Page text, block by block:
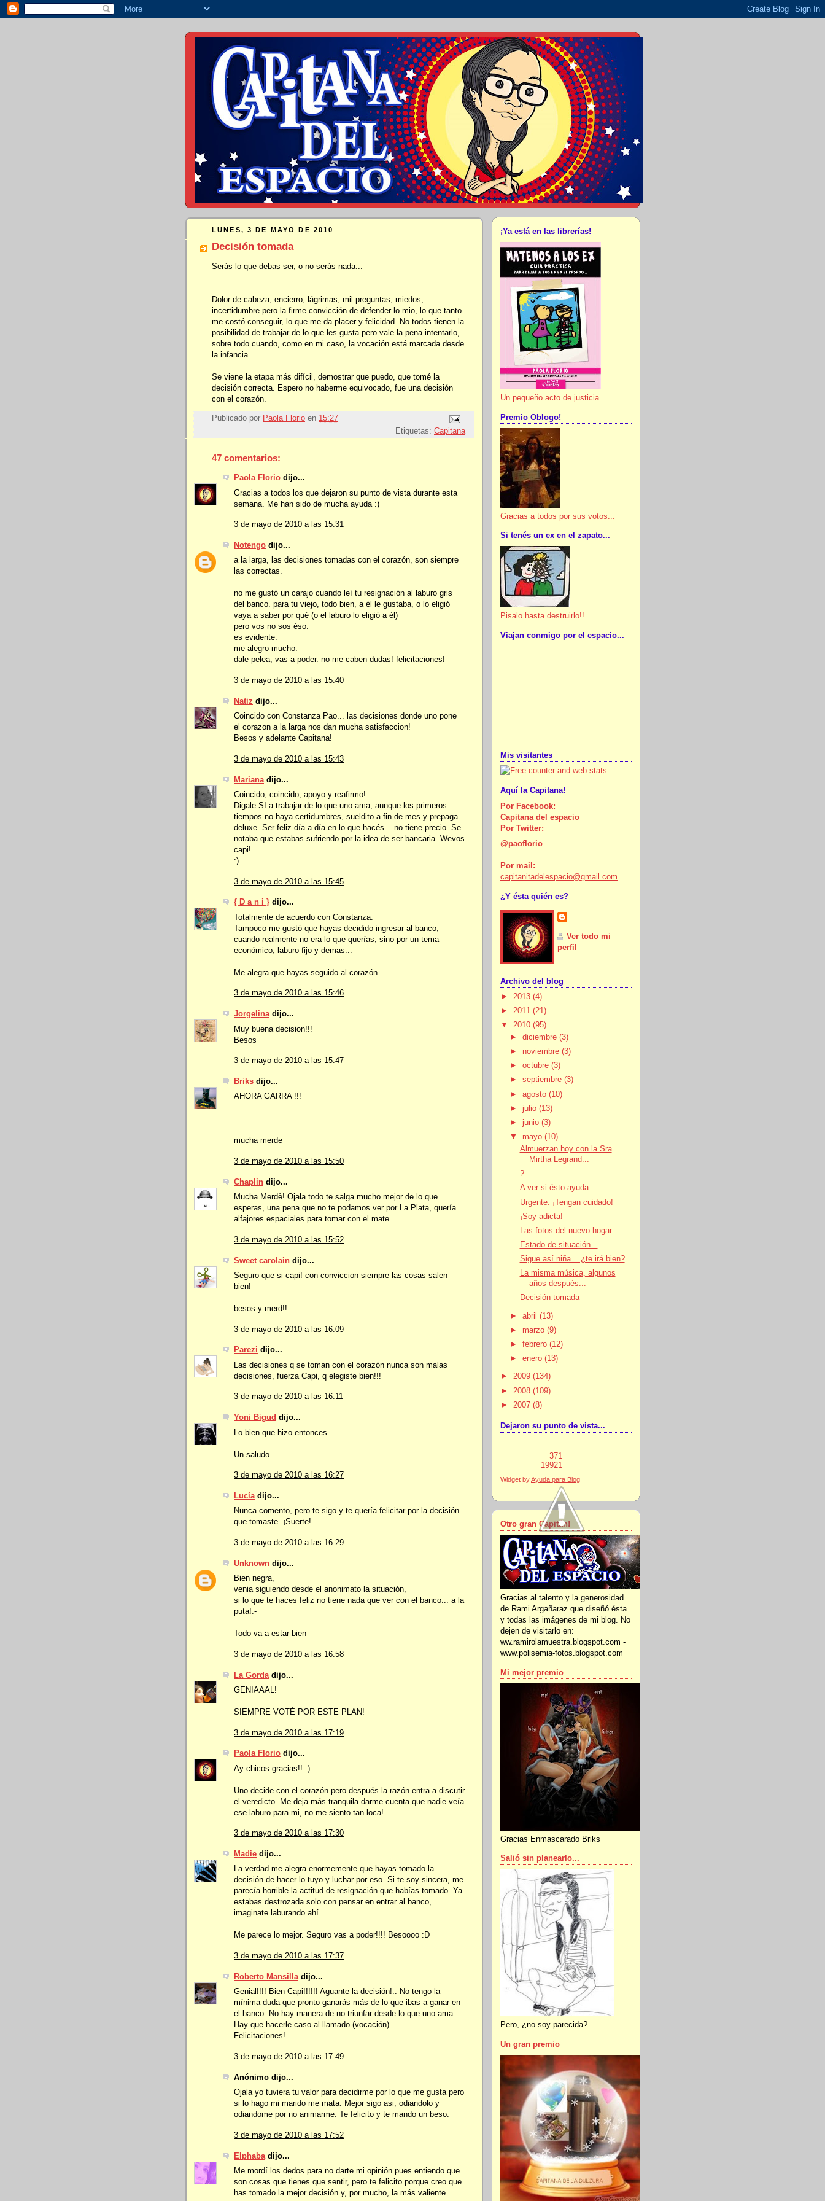
LUNES, 3 DE MAYO DE 2010
Decisión tomada
Serás lo que debas ser, o no serás nada...
Dolor de cabeza, encierro, lágrimas, mil preguntas, miedos,
incertidumbre pero la firme convicción de defender lo mio, lo que tanto
me costó conseguir, lo que me da placer y felicidad. No todos tienen la
posibilidad de trabajar de lo que les gusta pero vale la pena intentarlo,
sobre todo cuando, como en mi caso, la vocación está marcada desde
la infancia.
Se viene la etapa más difícil, demostrar que puedo, que tomé la
decisión correcta. Espero no haberme equivocado, fue una decisión
con el corazón.
Publicado por Paola Florio en 15:27
Etiquetas: Capitana
47 comentarios:
Paola Florio dijo...
Gracias a todos los que dejaron su punto de vista durante esta
semana. Me han sido de mucha ayuda :)
3 de mayo de 2010 a las 15:31
Notengo dijo...
a la larga, las decisiones tomadas con el corazón, son siempre
las correctas.
no me gustó un carajo cuando leí tu resignación al laburo gris
del banco. para tu viejo, todo bien, a él le gustaba, o lo eligió
vaya a saber por qué (o el laburo lo eligió a él)
pero vos no sos éso.
es evidente.
me alegro mucho.
dale pelea, vas a poder. no me caben dudas! felicitaciones!
3 de mayo de 2010 a las 15:40
Natiz dijo...
Coincido con Constanza Pao... las decisiones donde uno pone
el corazon a la larga nos dan mucha satisfaccion!
Besos y adelante Capitana!
3 de mayo de 2010 a las 15:43
Mariana dijo...
Coincido, coincido, apoyo y reafirmo!
Digale SI a trabajar de lo que uno ama, aunque los primeros
tiempos no haya certidumbres, sueldito a fin de mes y prepaga
deluxe. Ser feliz día a día en lo que hacés... no tiene precio. Se
notaba que estabas sufriendo por la idea de ser bancaria. Wevos
capi!
:)
3 de mayo de 2010 a las 15:45
{ D a n i } dijo...
Totalmente de acuerdo con Constanza.
Tampoco me gustó que hayas decidido ingresar al banco,
cuando realmente no era lo que querías, sino por un tema
económico, laburo fijo y demas...
Me alegra que hayas seguido al corazón.
3 de mayo de 2010 a las 15:46
Jorgelinadijo...
Muy buena decision!!!
Besos
3 de mayo de 2010 a las 15:47
Briks dijo...
AHORA GARRA !!!
mucha merde
3 de mayo de 2010 a las 15:50
Chaplin dijo...
Mucha Merdè! Ojala todo te salga mucho mejor de lo que
esperas, una pena que no te podamos ver por La Plata, quería
alfajores espaciales para tomar con el mate.
3 de mayo de 2010 a las 15:52
Sweet carolain dijo...
Seguro que si capi! con conviccion siempre las cosas salen
bien!
besos y merd!!
3 de mayo de 2010 a las 16:09
Parezi dijo...
Las decisiones q se toman con el corazón nunca son malas
decisiones, fuerza Capi, q elegiste bien!!!
3 de mayo de 2010 a las 16:11
Yoni Bigud dijo...
Lo bien que hizo entonces.
Un saludo.
3 de mayo de 2010 a las 16:27
Lucíadijo...
Nunca comento, pero te sigo y te quería felicitar por la decisión
que tomaste. ¡Suerte!
3 de mayo de 2010 a las 16:29
Unknown dijo...
Bien negra,
venia siguiendo desde el anonimato la situación,
si lo que te haces feliz no tiene nada que ver con el banco... a la
puta!.-
Todo va a estar bien
3 de mayo de 2010 a las 16:58
La Gorda dijo...
GENIAAAL!
SIEMPRE VOTÉ POR ESTE PLAN!
3 de mayo de 2010 a las 17:19
Paola Florio dijo...
Ay chicos gracias!! :)
Uno decide con el corazón pero después la razón entra a discutir
el veredicto. Me deja más tranquila darme cuenta que nadie veía
ese laburo para mi, no me siento tan loca!
3 de mayo de 2010 a las 17:30
Madie dijo...
La verdad me alegra enormemente que hayas tomado la
decisión de hacer lo tuyo y luchar por eso. Si te soy sincera, me
parecía horrible la actitud de resignación que habías tomado. Ya
estabas destrozada solo con pensar en entrar al banco,
imaginate laburando ahí...
Me parece lo mejor. Seguro vas a poder!!!! Besoooo :D
3 de mayo de 2010 a las 17:37
Roberto Mansilladijo...
Genial!!!! Bien Capi!!!!!! Aguante la decisión!.. No tengo la
mínima duda que pronto ganarás más de lo que ibas a ganar en
el banco. No hay manera de no triunfar desde lo que uno ama.
Hay que hacerle caso al llamado (vocación).
Felicitaciones!
3 de mayo de 2010 a las 17:49
Anónimo dijo...
Ojala yo tuviera tu valor para decidirme por lo que me gusta pero
si lo hago mi marido me mata. Mejor sigo asi, odiandolo y
odiandome por no animarme. Te felicito y te mando un beso.
3 de mayo de 2010 a las 17:52
Elphaba dijo...
Me mordí los dedos para no darte mi opinión pues entiendo que
son cosas que tienes que sentir, pero te felicito porque creo que
has tomado la mejor decisión y, por mucho, la más valiente.
¡Ya está en las librerías!
Un pequeño acto de justicia...
Premio Oblogo!
Gracias a todos por sus votos...
Si tenés un ex en el zapato...
Pisalo hasta destruirlo!!
Viajan conmigo por el espacio...
Mis visitantes
Aquí la Capitana!
Por Facebook:
Capitana del espacio
Por Twitter:
@paoflorio
Por mail:
capitanitadelespacio@gmail.com
¿Y ésta quién es?
Ver todo mi
perfil
Archivo del blog
► 2013 (4)
► 2011 (21)
▼ 2010 (95)
►diciembre(3)
► noviembre(3)
►octubre(3)
►septiembre(3)
►agosto(10)
►julio(13)
►junio(3)
▼ mayo(10)
Almuerzan hoy con la Sra
Mirtha Legrand...
?
A ver si ésto ayuda...
Urgente: ¡Tengan cuidado!
¡Soy adicta!
Las fotos del nuevo hogar...
Estado de situación...
Sigue así niña... ¿te irá bien?
La misma música, algunos
años después...
Decisión tomada
►abril(13)
► marzo(9)
►febrero(12)
►enero(13)
► 2009 (134)
► 2008 (109)
► 2007 (8)
Dejaron su punto de vista...
371
19921
Widget byAyuda para Blog
Otro gran Capitán!
Gracias al talento y la generosidad
de Rami Argañaraz que diseñó ésta
y todas las imágenes de mi blog. No
dejen de visitarlo en:
ww.ramirolamuestra.blogspot.com -
www.polisemia-fotos.blogspot.com
Mi mejor premio
Gracias Enmascarado Briks
Salió sin planearlo...
Pero, ¿no soy parecida?
Un gran premio